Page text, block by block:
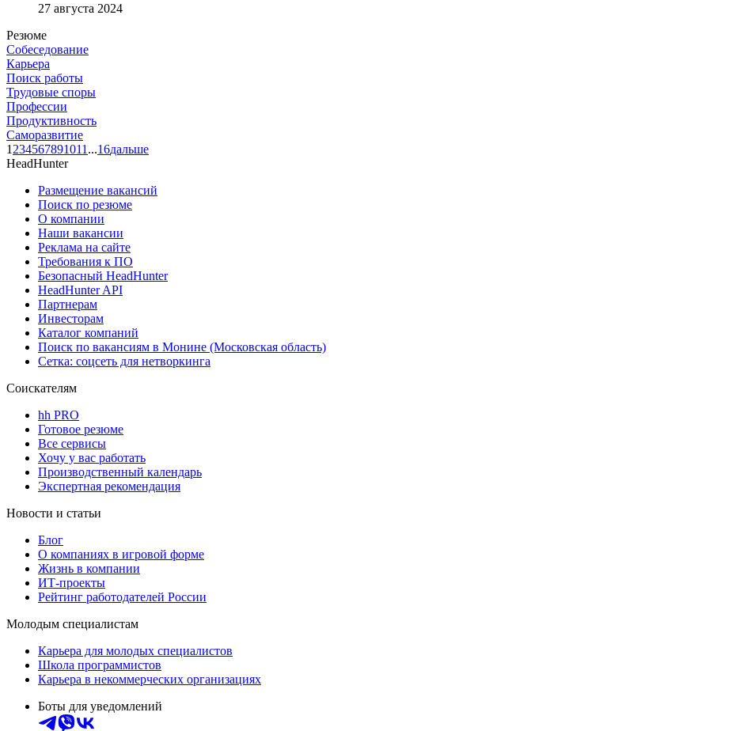
27 августа 2024
Резюме
Собеседование
Карьера
Поиск работы
Трудовые споры
Профессии
Продуктивность
Саморазвитие
1 234567891011 ...16дальше
HeadHunter
Размещение вакансий
Поиск по резюме
О компании
Наши вакансии
Реклама на сайте
Требования к ПО
Безопасный HeadHunter
HeadHunter API
Партнерам
Инвесторам
Каталог компаний
Поиск по вакансиям в Монине (Московская область)
Сетка: соцсеть для нетворкинга
Соискателям
hh PRO
Готовое резюме
Все сервисы
Хочу у вас работать
Производственный календарь
Экспертная рекомендация
Новости и статьи
Блог
О компаниях в игровой форме
Жизнь в компании
ИТ-проекты
Рейтинг работодателей России
Молодым специалистам
Карьера для молодых специалистов
Школа программистов
Карьера в некоммерческих организациях
Боты для уведомлений